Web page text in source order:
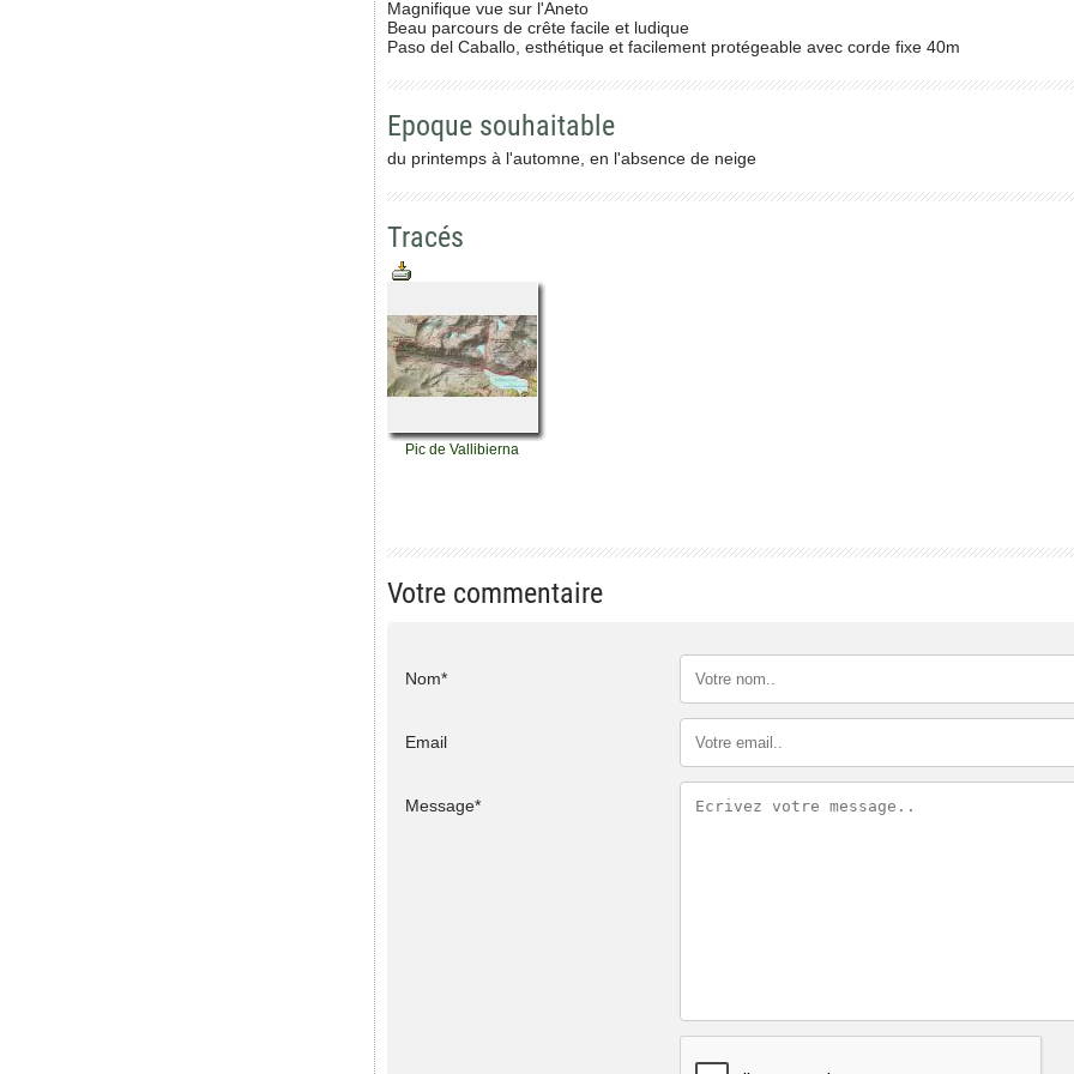
Magnifique vue sur l'Aneto
Beau parcours de crête facile et ludique
Paso del Caballo, esthétique et facilement protégeable avec corde fixe 40m
Epoque souhaitable
du printemps à l'automne, en l'absence de neige
Tracés
Pic de Vallibierna
Votre commentaire
Nom*
Email
Message*